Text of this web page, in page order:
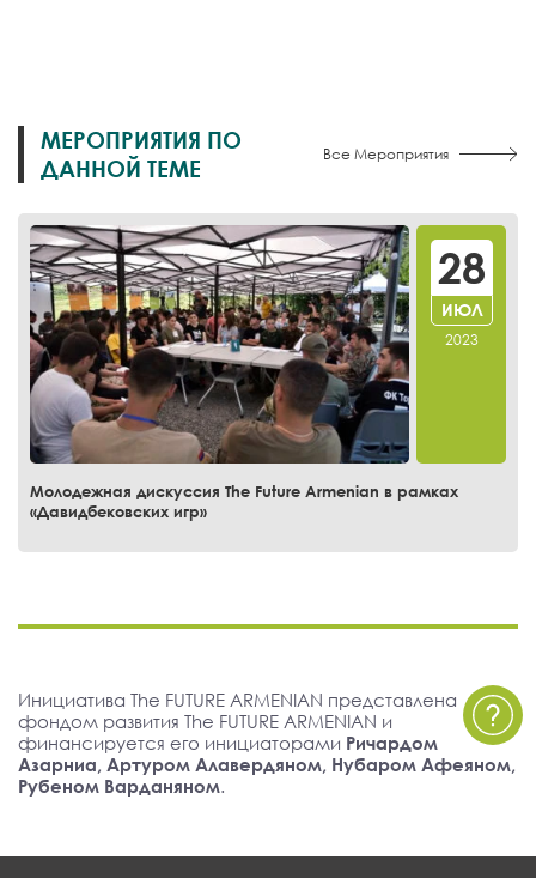
МЕРОПРИЯТИЯ ПО
ДАННОЙ ТЕМЕ
Все Мероприятия
Молодежная дискуссия The Future Armenian в рамках
«Давидбековских игр»
28
ИЮЛ
2023
Инициатива The FUTURE ARMENIAN представлена
фондом развития The FUTURE ARMENIAN и
финансируется его инициаторами Ричардом
Азарниа, Артуром Алавердяном, Нубаром Афеяном,
Рубеном Варданяном.